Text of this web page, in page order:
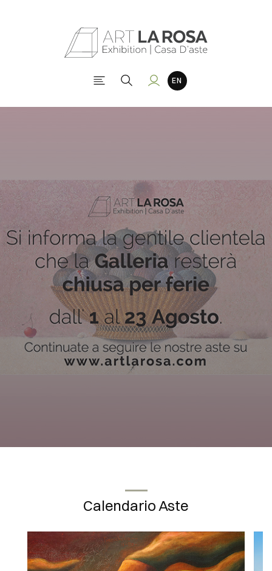
Calendario Aste